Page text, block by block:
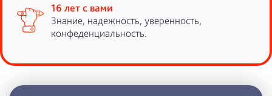
16 лет с вами
Знание, надежность, уверенность,
конфеденциальность.